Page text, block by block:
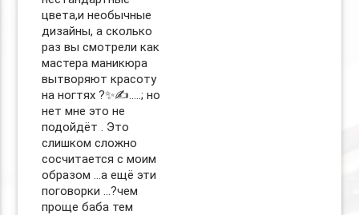
цвета,и необычные
дизайны, а сколько
раз вы смотрели как
мастера маникюра
вытворяют красоту
на ногтях ?✨✍️…..; но
нет мне это не
подойдёт . Это
слишком сложно
сосчитается с моим
образом …а ещё эти
поговорки …?чем
проще баба тем